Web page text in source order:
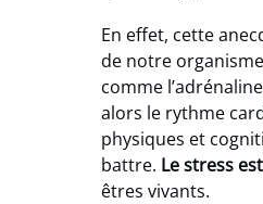
En effet, cette
de notre
comme
alors le rythme
physiques et
battre. Le stress
êtres vivants.